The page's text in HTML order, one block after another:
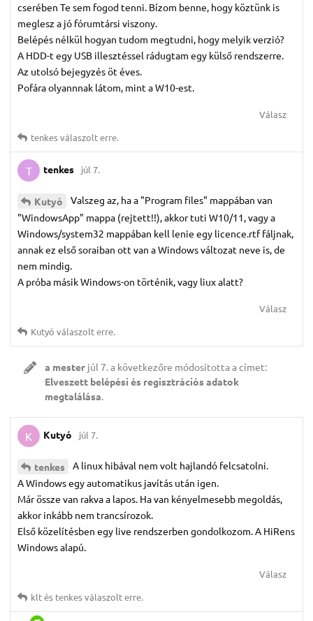
cserében Te sem fogod tenni. Bízom benne, hogy köztünk is
meglesz a jó fórumtársi viszony.
Belépés nélkül hogyan tudom megtudni, hogy melyik verzió?
A HDD-t egy USB illesztéssel rádugtam egy külső rendszerre.
Az utolsó bejegyzés öt éves.
Pofára olyannnak látom, mint a W10-est.
Válasz
tenkesválaszolt erre.
T tenkes júl 7.
Kutyó
Valszeg az, ha a "Program files" mappában van
"WindowsApp" mappa (rejtett!!), akkor tuti W10/11, vagy a
Windows/system32 mappában kell lenie egy licence.rtf fáljnak,
annak ez első soraiban ott van a Windows változat neve is, de
nem mindig.
A próba másik Windows-on történik, vagy liux alatt?
Válasz
Kutyó válaszolt erre.
a mester júl 7.a következőre módosította a címet:
Elveszett belépési és regisztrációs adatok
megtalálása.
K Kutyó júl 7.
tenkes
A linux hibával nem volt hajlandó felcsatolni.
A Windows egy automatikus javítás után igen.
Már össze van rakva a lapos. Ha van kényelmesebb megoldás,
akkor inkább nem trancsírozok.
Első közelítésben egy live rendszerben gondolkozom. A HiRens
Windows alapú.
Válasz
kltés tenkesválaszolt erre.